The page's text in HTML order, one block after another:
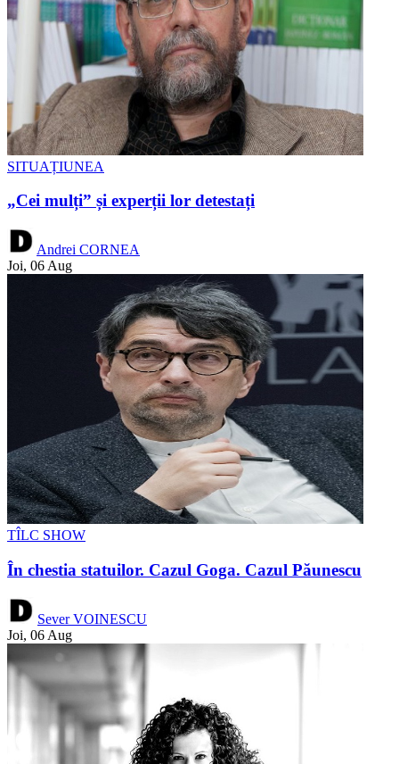
SITUAȚIUNEA
„Cei mulți” și experții lor detestați
Andrei CORNEA
Joi, 06 Aug
TÎLC SHOW
În chestia statuilor. Cazul Goga. Cazul Păunescu
Sever VOINESCU
Joi, 06 Aug